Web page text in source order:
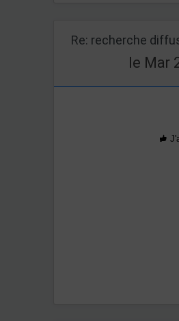
Re: recherche
le Mar